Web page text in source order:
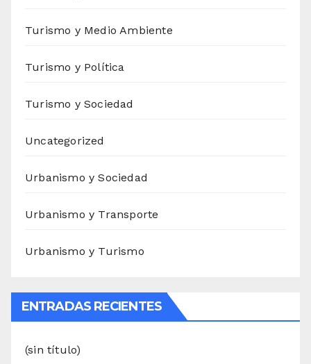
Turismo y Medio Ambiente
Turismo y Política
Turismo y Sociedad
Uncategorized
Urbanismo y Sociedad
Urbanismo y Transporte
Urbanismo y Turismo
ENTRADAS RECIENTES
(sin título)